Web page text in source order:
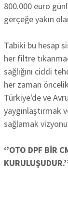
800.000 euro
gerçeğe yakın
Tabiki bu hesap
her filtre
sağlığını ciddi
her zaman
Türkiye'de ve
yaygınlaştırmak
sağlamak
‘’OTO DPF BİR